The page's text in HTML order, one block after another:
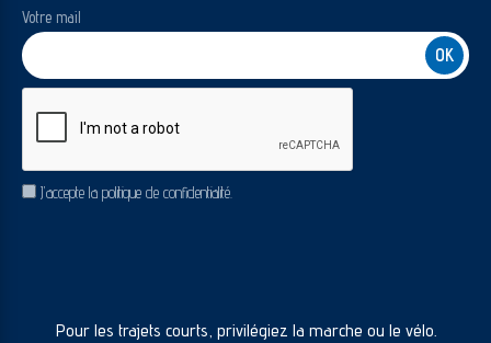
Votre mail
RGPDJ’accepte la politique de confidentialité.
Pour les trajets courts, privilégiez la marche ou le vélo.